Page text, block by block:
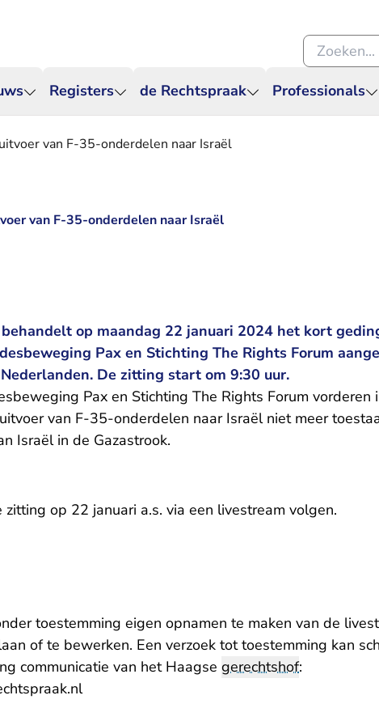
Registers de Rechtspraak Professionals
Zoeken
van F-35-onderdelen naar Israël
van F-35-onderdelen naar Israël
op maandag 22 januari 2024 het kort
Pax en Stichting The Rights Forum
De zitting start om 9:30 uur.
Pax en Stichting The Rights Forum vorderen
van F-35-onderdelen naar Israël niet meer
Israël in de Gazastrook.
op 22 januari a.s. via een livestream volgen.
toestemming eigen opnamen te maken van de
of te bewerken. Een verzoek tot toestemming kan
communicatie van het Haagse gerechtshof:
- U verlaat Rechtspraak.nl